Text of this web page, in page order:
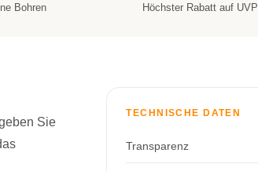
Bohren
Höchster Rabatt auf UVP
Sie
TECHNISCHE DATEN
Transparenz